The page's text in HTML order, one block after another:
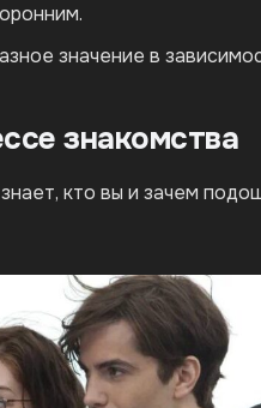
значение в
знакомства
кто вы и зачем